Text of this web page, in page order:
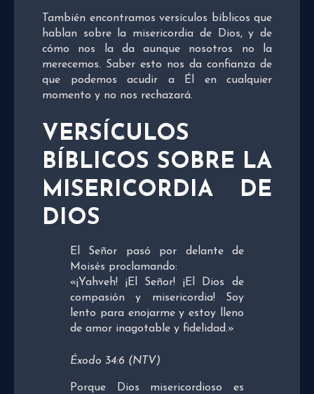
También encontramos versículos bíblicos que
hablan sobre la misericordia de Dios, y de
cómo nos la da aunque nosotros no la
merecemos. Saber esto nos da confianza de
que podemos acudir a Él en cualquier
momento y no nos rechazará.
VERSÍCULOS
BÍBLICOS SOBRE LA
MISERICORDIA DE
DIOS
El Señor pasó por delante de
Moisés proclamando:
«¡Yahveh! ¡El Señor! ¡El Dios de
compasión y misericordia! Soy
lento para enojarme y estoy lleno
de amor inagotable y fidelidad.»
Éxodo 34:6 (NTV)
Porque Dios misericordioso es